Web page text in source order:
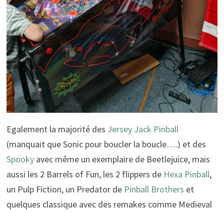
Egalement la majorité des Jersey Jack Pinball
(manquait que Sonic pour boucler la boucle….) et des
Spooky avec même un exemplaire de Beetlejuice, mais
aussi les 2 Barrels of Fun, les 2 flippers de Hexa Pinball,
un Pulp Fiction, un Predator de Pinball Brothers et
quelques classique avec des remakes comme Medieval